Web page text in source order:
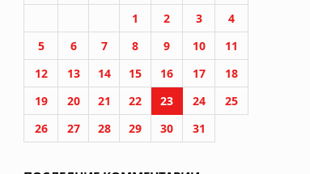
1 2 3
4
5
6 7 8 9 10
11
12
13 14 15 16 17
18
19
20 21 22 23 24
25
26
27 28 29 30 31